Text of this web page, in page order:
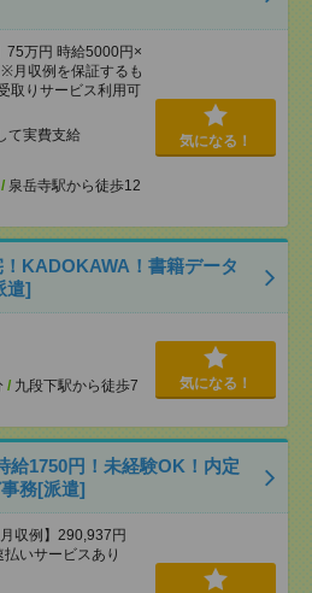
万円 時給5000円×
月収例を保証するも
取りサービス利用可
て実費支給
/ 泉岳寺駅から徒歩12
気になる！
KADOKAWA！書籍データ
遣]
/ 九段下駅から徒歩7
気になる！
給1750円！未経験OK！内定
務[派遣]
収例】290,937円
いサービスあり